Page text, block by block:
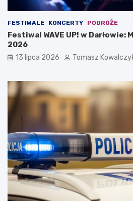
FESTIWALE KONCERTY PODRÓŻE
Festiwal WAVE UP! w
2026
13 lipca 2026 Tomasz